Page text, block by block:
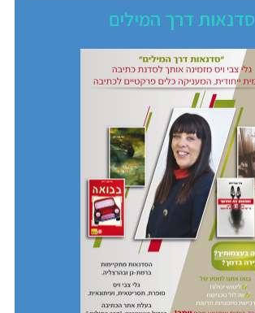
סדנאות דרך המילים